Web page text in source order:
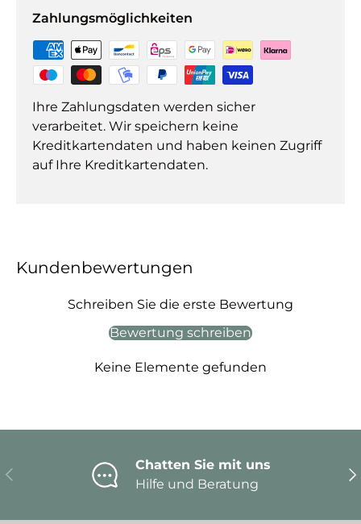
Zahlungsmöglichkeiten
Ihre Zahlungsdaten werden sicher
verarbeitet. Wir speichern keine
Kreditkartendaten und haben keinen Zugriff
auf Ihre Kreditkartendaten.
Kundenbewertungen
Schreiben Sie die erste Bewertung
Bewertung schreiben
Keine Elemente gefunden
Vorherige
Chatten Sie mit uns
Hilfe und Beratung